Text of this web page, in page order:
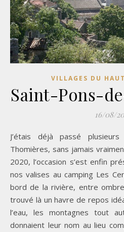
VILLAGES DU
Saint-Pons-
16/08/
J’étais déjà passé plusieurs fois par Saint-Pons-de-
Thomières, sans jamais
2020, l’occasion s’est enfin
nos valises au camping Les
bord de la rivière, entre
trouvé là un havre de repos
l’eau, les montagnes tout
donnaient leur nom au lieu